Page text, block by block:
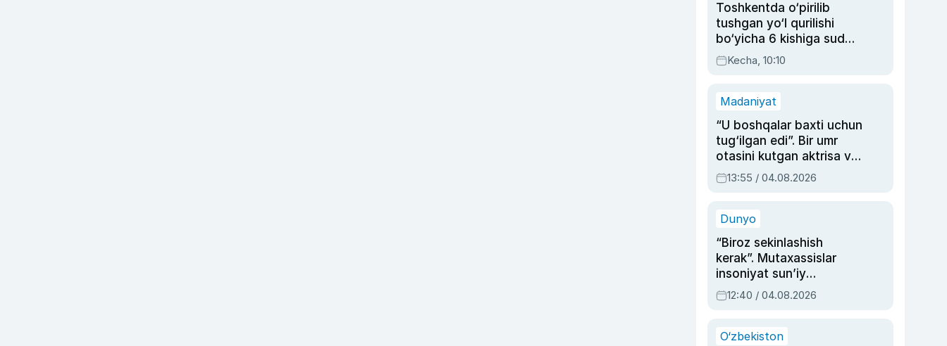
Toshkentda o‘pirilib
tushgan yo‘l qurilishi
bo‘yicha 6 kishiga sud
hukmi o‘qildi
Kecha, 10:10
Madaniyat
“U boshqalar baxti uchun
tug‘ilgan edi”. Bir umr
otasini kutgan aktrisa va
dublyaj ustasi Rimma
Ahmedovaning
13:55 / 04.08.2026
Dunyo
“Biroz sekinlashish
kerak”. Mutaxassislar
insoniyat sun’iy
intellektni boshqara
olmay qolishidan xavotir
12:40 / 04.08.2026
O‘zbekiston